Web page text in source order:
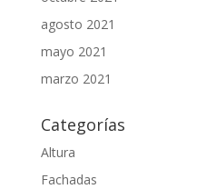
agosto 2021
mayo 2021
marzo 2021
Categorías
Altura
Fachadas